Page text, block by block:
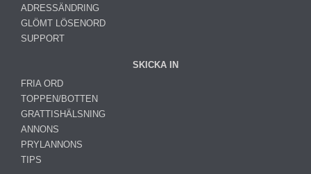
ADRESSÄNDRING
GLÖMT LÖSENORD
SUPPORT
SKICKA IN
FRIA ORD
TOPPEN/BOTTEN
GRATTISHÄLSNING
ANNONS
PRYLANNONS
TIPS